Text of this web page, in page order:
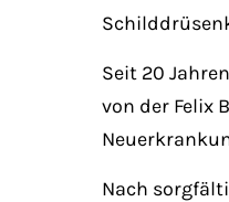
Seit 20
von der Felix
Nach